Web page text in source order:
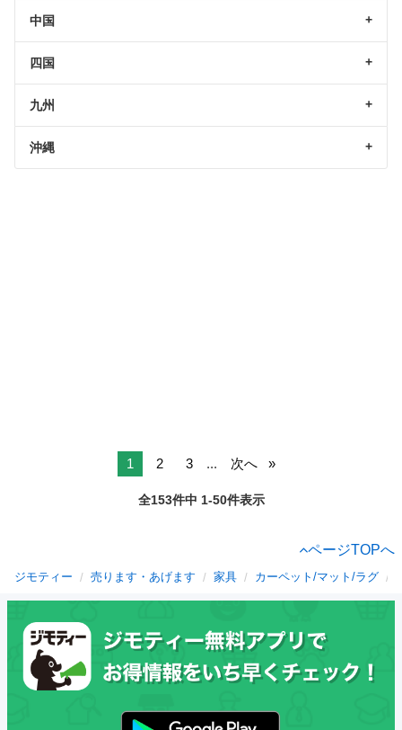
中国
四国
九州
沖縄
1 2 3 ... 次へ
全153件中 1-50件表示
ページTOPへ
ジモティー 売ります・あげます 家具 カーペット/マット/ラグ